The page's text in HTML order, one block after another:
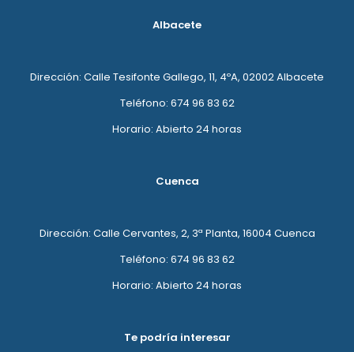
Albacete
Dirección: Calle Tesifonte Gallego, 11, 4ºA, 02002 Albacete
Teléfono: 674 96 83 62
Horario: Abierto 24 horas
Cuenca
Dirección: Calle Cervantes, 2, 3ª Planta, 16004 Cuenca
Teléfono: 674 96 83 62
Horario: Abierto 24 horas
Te podría interesar